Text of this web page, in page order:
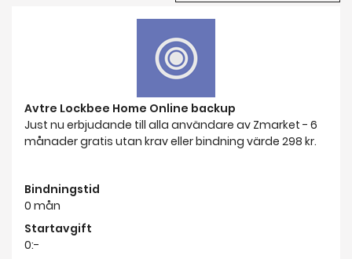
Avtre Lockbee Home Online backup
Just nu erbjudande till alla användare av Zmarket - 6
månader gratis utan krav eller bindning värde 298 kr.
Bindningstid
0 mån
Startavgift
0:-